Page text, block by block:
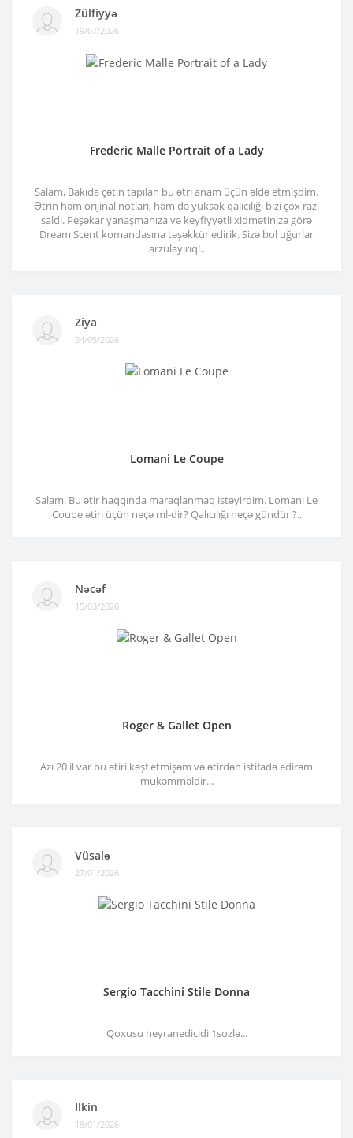
Zülfiyyə
19/07/2026
Frederic Malle Portrait of a Lady
Salam, Bakıda çətin tapılan bu ətri anam üçün əldə etmişdim.
Ətrin həm orijinal notları, həm də yüksək qalıcılığı bizi çox razı
saldı. Peşəkar yanaşmanıza və keyfiyyətli xidmətinizə görə
Dream Scent komandasına təşəkkür edirik. Sizə bol uğurlar
arzulayırıq!..
Ziya
24/05/2026
Lomani Le Coupe
Salam. Bu ətir haqqında maraqlanmaq istəyirdim. Lomani Le
Coupe ətiri üçün neçə ml-dir? Qalıcılığı neçə gündür ?..
Nəcəf
15/03/2026
Roger & Gallet Open
Azı 20 il var bu ətiri kəşf etmişəm və ətirdən istifadə edirəm
mükəmməldir...
Vüsalə
27/01/2026
Sergio Tacchini Stile Donna
Qoxusu heyranedicidi 1sozlə...
Ilkin
18/01/2026